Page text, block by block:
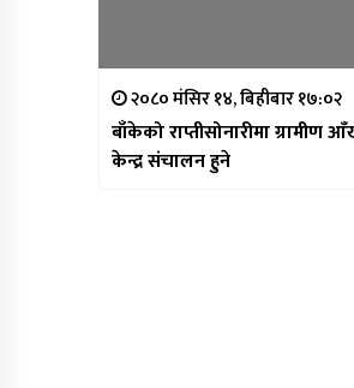
२०८० मंसिर १४, बिहीबार १७:०२
बाँकेको राप्तीसोनारीमा ग्रामीण
केन्द्र संचालन हुने